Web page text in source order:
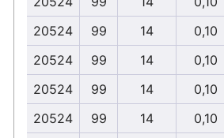
20524
99 14
0,10
20524
99 14
0,10
20524
99 14
0,10
20524
99 14
0,10